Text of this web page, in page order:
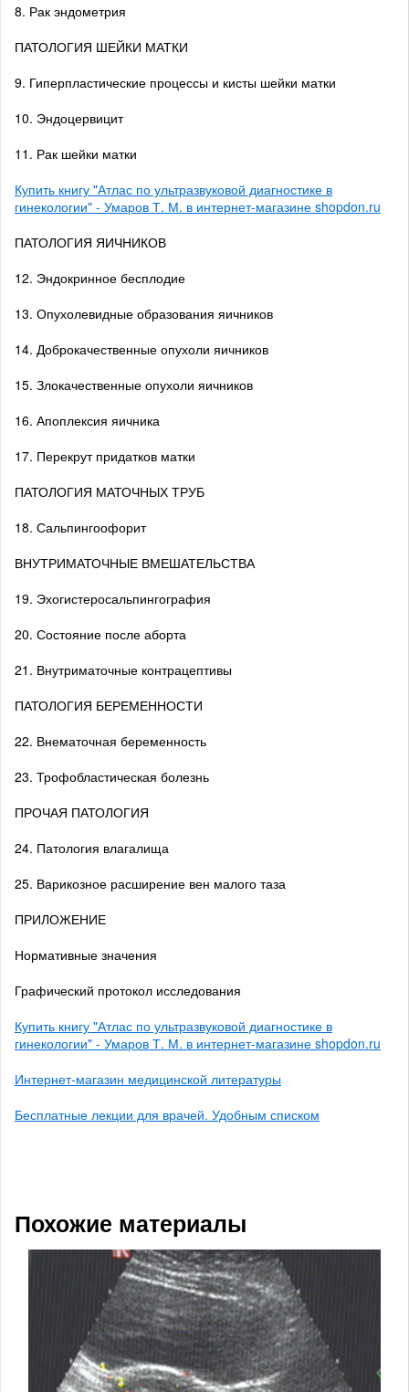
8. Рак эндометрия
ПАТОЛОГИЯ ШЕЙКИ МАТКИ
9. Гиперпластические процессы и кисты шейки матки
10. Эндоцервицит
11. Рак шейки матки
Купить книгу "Атлас по ультразвуковой диагностике в
гинекологии" - Умаров Т. М. в интернет-магазине shopdon.ru
ПАТОЛОГИЯ ЯИЧНИКОВ
12. Эндокринное бесплодие
13. Опухолевидные образования яичников
14. Доброкачественные опухоли яичников
15. Злокачественные опухоли яичников
16. Апоплексия яичника
17. Перекрут придатков матки
ПАТОЛОГИЯ МАТОЧНЫХ ТРУБ
18. Сальпингоофорит
ВНУТРИМАТОЧНЫЕ ВМЕШАТЕЛЬСТВА
19. Эхогистеросальпингография
20. Состояние после аборта
21. Внутриматочные контрацептивы
ПАТОЛОГИЯ БЕРЕМЕННОСТИ
22. Внематочная беременность
23. Трофобластическая болезнь
ПРОЧАЯ ПАТОЛОГИЯ
24. Патология влагалища
25. Варикозное расширение вен малого таза
ПРИЛОЖЕНИЕ
Нормативные значения
Графический протокол исследования
Купить книгу "Атлас по ультразвуковой диагностике в
гинекологии" - Умаров Т. М. в интернет-магазине shopdon.ru
Интернет-магазин медицинской литературы
Бесплатные лекции для врачей. Удобным списком
Похожие материалы